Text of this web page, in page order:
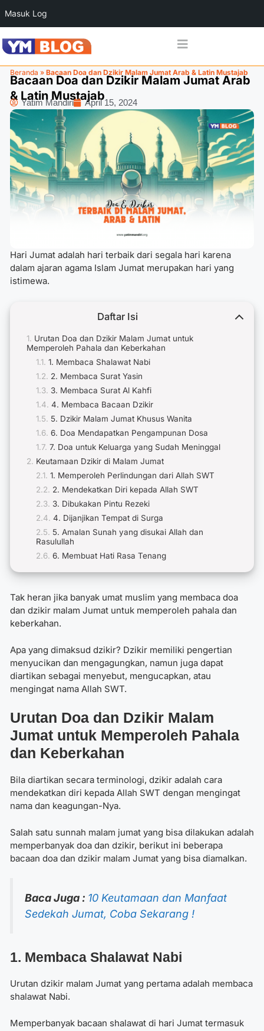
Masuk Log
Beranda » Bacaan Doa dan Dzikir Malam Jumat Arab & Latin Mustajab
Bacaan Doa dan Dzikir Malam Jumat Arab
& Latin Mustajab
Yatim Mandiri April 15, 2024
Hari Jumat adalah hari terbaik dari segala hari karena
dalam ajaran agama Islam Jumat merupakan hari yang
istimewa.
Daftar Isi
Urutan Doa dan Dzikir Malam Jumat untuk
Memperoleh Pahala dan Keberkahan
1. Membaca Shalawat Nabi
2. Membaca Surat Yasin
3. Membaca Surat Al Kahfi
4. Membaca Bacaan Dzikir
5. Dzikir Malam Jumat Khusus Wanita
6. Doa Mendapatkan Pengampunan Dosa
7. Doa untuk Keluarga yang Sudah Meninggal
Keutamaan Dzikir di Malam Jumat
1. Memperoleh Perlindungan dari Allah SWT
2. Mendekatkan Diri kepada Allah SWT
3. Dibukakan Pintu Rezeki
4. Dijanjikan Tempat di Surga
5. Amalan Sunah yang disukai Allah dan
Rasulullah
6. Membuat Hati Rasa Tenang
Tak heran jika banyak umat muslim yang membaca doa
dan dzikir malam Jumat untuk memperoleh pahala dan
keberkahan.
Apa yang dimaksud dzikir? Dzikir memiliki pengertian
menyucikan dan mengagungkan, namun juga dapat
diartikan sebagai menyebut, mengucapkan, atau
mengingat nama Allah SWT.
Urutan Doa dan Dzikir Malam
Jumat untuk Memperoleh Pahala
dan Keberkahan
Bila diartikan secara terminologi, dzikir adalah cara
mendekatkan diri kepada Allah SWT dengan mengingat
nama dan keagungan-Nya.
Salah satu sunnah malam jumat yang bisa dilakukan adalah
memperbanyak doa dan dzikir, berikut ini beberapa
bacaan doa dan dzikir malam Jumat yang bisa diamalkan.
Baca Juga : 10 Keutamaan dan Manfaat
Sedekah Jumat, Coba Sekarang !
1. Membaca Shalawat Nabi
Urutan dzikir malam Jumat yang pertama adalah membaca
shalawat Nabi.
Memperbanyak bacaan shalawat di hari Jumat termasuk